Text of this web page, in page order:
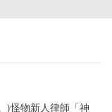
)怪物新人律師「神